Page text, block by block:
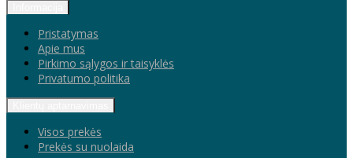
Pristatymas
Apie mus
Pirkimo sąlygos ir taisyklės
Privatumo politika
Visos prekės
Prekės su nuolaida